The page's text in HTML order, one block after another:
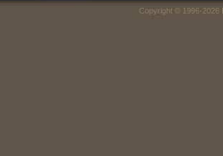
Copyright © 1996-2026